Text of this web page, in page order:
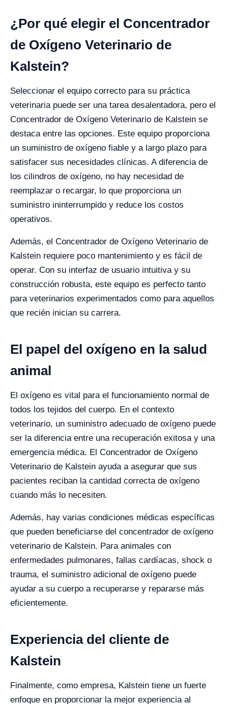
¿Por qué elegir el Concentrador
de Oxígeno Veterinario de
Kalstein?
Seleccionar el equipo correcto para su práctica
veterinaria puede ser una tarea desalentadora, pero el
Concentrador de Oxígeno Veterinario de Kalstein se
destaca entre las opciones. Este equipo proporciona
un suministro de oxígeno fiable y a largo plazo para
satisfacer sus necesidades clínicas. A diferencia de
los cilindros de oxígeno, no hay necesidad de
reemplazar o recargar, lo que proporciona un
suministro ininterrumpido y reduce los costos
operativos.
Además, el Concentrador de Oxígeno Veterinario de
Kalstein requiere poco mantenimiento y es fácil de
operar. Con su interfaz de usuario intuitiva y su
construcción robusta, este equipo es perfecto tanto
para veterinarios experimentados como para aquellos
que recién inician su carrera.
El papel del oxígeno en la salud
animal
El oxígeno es vital para el funcionamiento normal de
todos los tejidos del cuerpo. En el contexto
veterinario, un suministro adecuado de oxígeno puede
ser la diferencia entre una recuperación exitosa y una
emergencia médica. El Concentrador de Oxígeno
Veterinario de Kalstein ayuda a asegurar que sus
pacientes reciban la cantidad correcta de oxígeno
cuando más lo necesiten.
Además, hay varias condiciones médicas específicas
que pueden beneficiarse del concentrador de oxígeno
veterinario de Kalstein. Para animales con
enfermedades pulmonares, fallas cardíacas, shock o
trauma, el suministro adicional de oxígeno puede
ayudar a su cuerpo a recuperarse y repararse más
eficientemente.
Experiencia del cliente de
Kalstein
Finalmente, como empresa, Kalstein tiene un fuerte
enfoque en proporcionar la mejor experiencia al